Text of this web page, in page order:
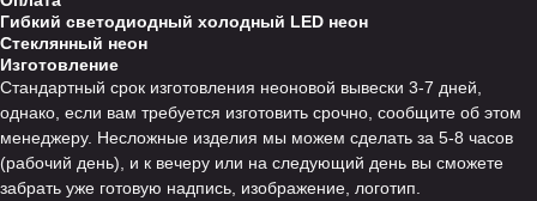
Гибкий светодиодный холодный LED неон
Стеклянный неон
Изготовление
Стандартный срок изготовления неоновой вывески 3-7 дней,
однако, если вам требуется изготовить срочно, сообщите об этом
менеджеру. Несложные изделия мы можем сделать за 5-8 часов
(рабочий день), и к вечеру или на следующий день вы сможете
забрать уже готовую надпись, изображение, логотип.